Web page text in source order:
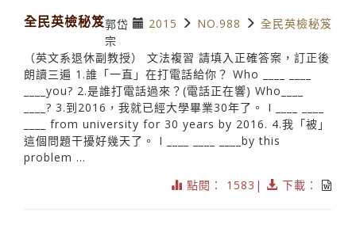
全民英檢秘笈 2015 NO.988 全民英檢秘笈
郭岱
宗
（英文系退休副教授） 文法複習 請填入正確答案，訂正後
朗讀三遍 1.誰「一直」在打電話給你？ Who ____ ____
____you? 2.是誰打電話過來？(電話正在響) Who____
____? 3.到2016，我就已經大學畢業30年了。 I ____ ____
____ from university for 30 years by 2016. 4.我「被」
這個問題干擾好幾天了。 I ____ ____ ____by this
problem ...
點閱： 1583|
下載：